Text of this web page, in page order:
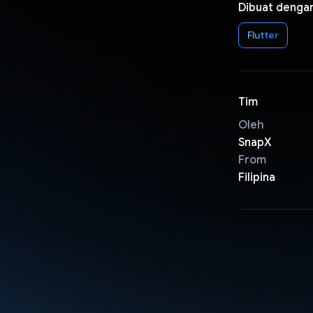
Dibuat
Flutter
Tim
Oleh
SnapX
From
Filipina